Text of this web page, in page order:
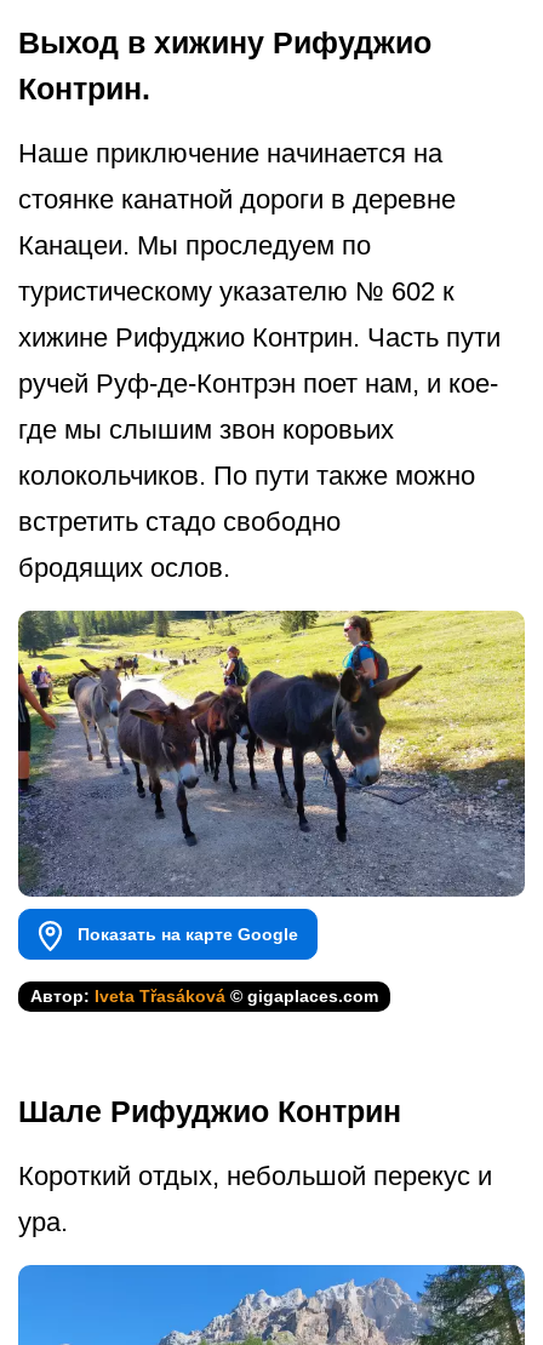
Выход в хижину Рифуджио
Контрин.
Наше приключение начинается на
стоянке канатной дороги в деревне
Канацеи. Мы проследуем по
туристическому указателю № 602 к
хижине Рифуджио Контрин. Часть пути
ручей Руф-де-Контрэн поет нам, и кое-
где мы слышим звон коровьих
колокольчиков. По пути также можно
встретить стадо свободно
бродящих ослов.
Показать на карте Google
Автор: Iveta Třasáková © gigaplaces.com
Шале Рифуджио Контрин
Короткий отдых, небольшой перекус и
ура.